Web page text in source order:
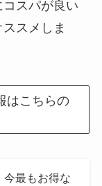
スパが良い
スメしま
はこちらの
今最もお得な